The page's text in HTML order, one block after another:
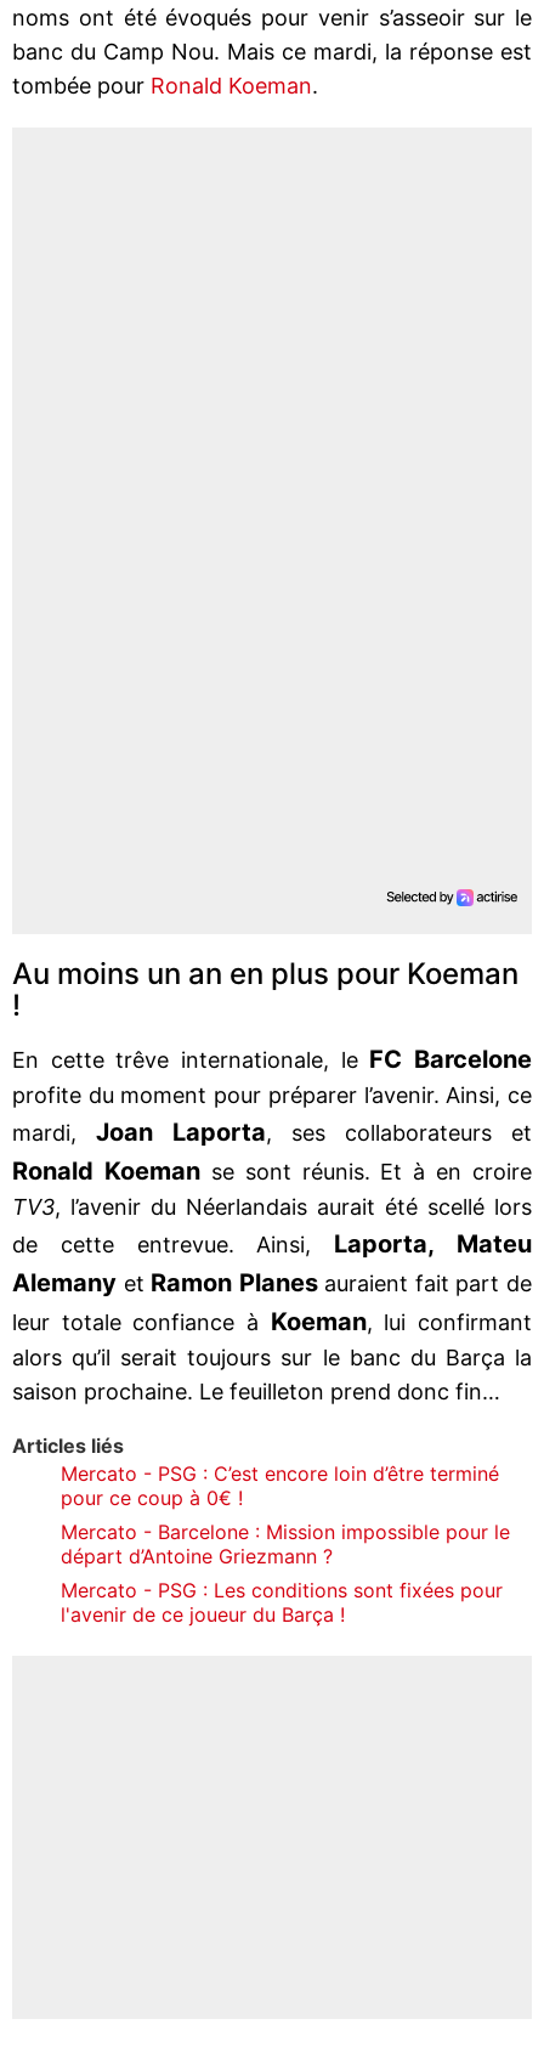
noms ont été évoqués pour venir s’asseoir sur le
banc du Camp Nou. Mais ce mardi, la réponse est
tombée pour Ronald Koeman.
Au moins un an en plus pour Koeman
!
En cette trêve internationale, leFC Barcelone
profite du moment pour préparer l’avenir. Ainsi, ce
mardi, Joan Laporta, ses collaborateurs et
Ronald Koemanse sont réunis. Et à en croire
TV3, l’avenir du Néerlandais aurait été scellé lors
de cette entrevue. Ainsi, Laporta, Mateu
Alemany et Ramon Planesauraient fait part de
leur totale confiance à Koeman, lui confirmant
alors qu’il serait toujours sur le banc du Barça la
saison prochaine. Le feuilleton prend donc fin…
Articles liés
Mercato - PSG : C’est encore loin d’être terminé
pour ce coup à 0€ !
Mercato - Barcelone : Mission impossible pour le
départ d’Antoine Griezmann ?
Mercato - PSG : Les conditions sont fixées pour
l'avenir de ce joueur du Barça !